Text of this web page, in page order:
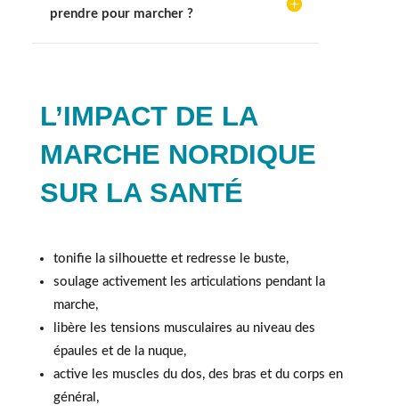
prendre pour marcher ?
L’IMPACT DE LA
MARCHE NORDIQUE
SUR LA SANTÉ
tonifie la silhouette et redresse le buste,
soulage activement les articulations pendant la
marche,
libère les tensions musculaires au niveau des
épaules et de la nuque,
active les muscles du dos, des bras et du corps en
général,